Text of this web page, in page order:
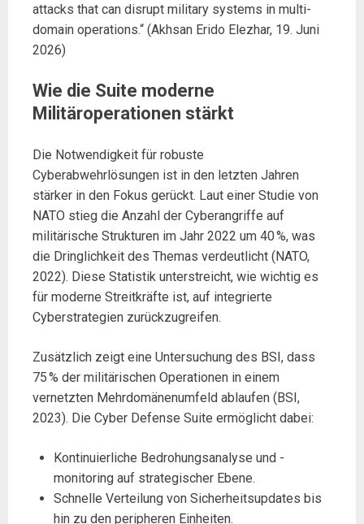
attacks that can disrupt military systems in multi-
domain operations.“ (Akhsan Erido Elezhar, 19. Juni
2026)
Wie die Suite moderne
Militäroperationen stärkt
Die Notwendigkeit für robuste
Cyberabwehrlösungen ist in den letzten Jahren
stärker in den Fokus gerückt. Laut einer Studie von
NATO stieg die Anzahl der Cyberangriffe auf
militärische Strukturen im Jahr 2022 um 40 %, was
die Dringlichkeit des Themas verdeutlicht (NATO,
2022). Diese Statistik unterstreicht, wie wichtig es
für moderne Streitkräfte ist, auf integrierte
Cyberstrategien zurückzugreifen.
Zusätzlich zeigt eine Untersuchung des BSI, dass
75 % der militärischen Operationen in einem
vernetzten Mehrdomänenumfeld ablaufen (BSI,
2023). Die Cyber Defense Suite ermöglicht dabei:
Kontinuierliche Bedrohungsanalyse und -
monitoring auf strategischer Ebene.
Schnelle Verteilung von Sicherheitsupdates bis
hin zu den peripheren Einheiten.